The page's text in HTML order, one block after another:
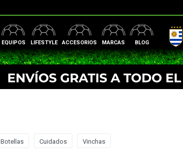
EQUIPOS LIFESTYLE ACCESORIOS MARCAS BLOG
AUF
Botellas Cuidados Vinchas